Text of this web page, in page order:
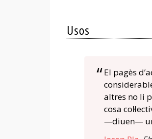
Usos
El pagès
altres no li
cosa
—diuen—